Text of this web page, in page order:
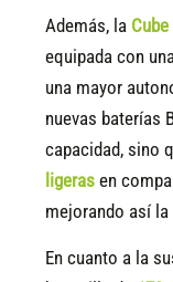
Además, la
equipada con
una mayor
nuevas baterías
capacidad, sino
ligeras en
mejorando así
En cuanto a la